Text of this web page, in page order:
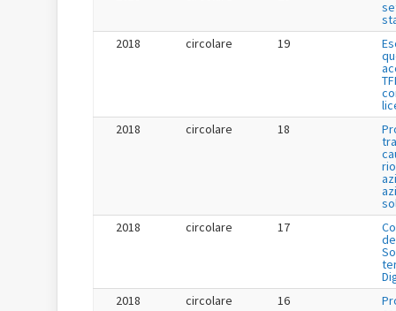
2018
circolare 19
2018
circolare 18
2018
circolare 17
2018
circolare 16